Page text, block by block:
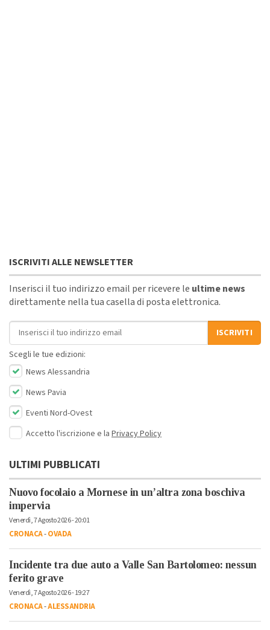
ISCRIVITI ALLE NEWSLETTER
Inserisci il tuo indirizzo email per ricevere le ultime news
direttamente nella tua casella di posta elettronica.
Indirizzo email
ISCRIVITI
Scegli le tue edizioni:
News Alessandria
News Pavia
Eventi Nord-Ovest
Accetto l'iscrizione e la Privacy Policy
ULTIMI PUBBLICATI
Nuovo focolaio a Mornese in un’altra zona boschiva
impervia
Venerdì, 7 Agosto 2026 - 20:01
CRONACA-OVADA
Incidente tra due auto a Valle San Bartolomeo: nessun
ferito grave
Venerdì, 7 Agosto 2026 - 19:27
CRONACA-ALESSANDRIA